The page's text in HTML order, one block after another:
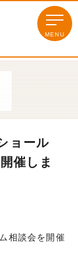
ョール
催しま
相談会を開催